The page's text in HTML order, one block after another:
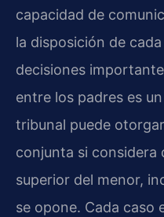
capacidad de
la disposición de
decisiones
entre los padres es
tribunal puede
conjunta si considera
superior del menor,
se opone. Cada caso